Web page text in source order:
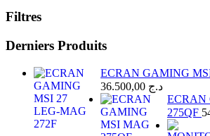
Filtres
Derniers Produits
ECRAN GAMING
د.ج
ECRAN
275QF